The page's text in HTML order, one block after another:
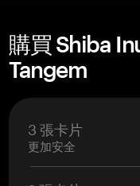
購買 Shiba
Tangem
3 張卡片
更加安全